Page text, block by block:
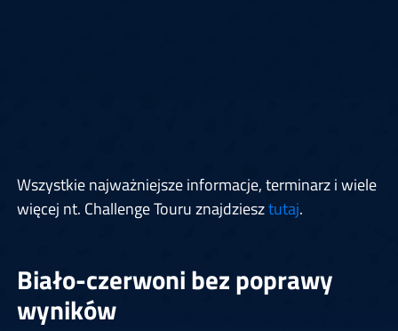
Wszystkie najważniejsze informacje, terminarz i wiele
więcej nt. Challenge Touru znajdziesztutaj.
Biało-czerwoni bez poprawy
wyników